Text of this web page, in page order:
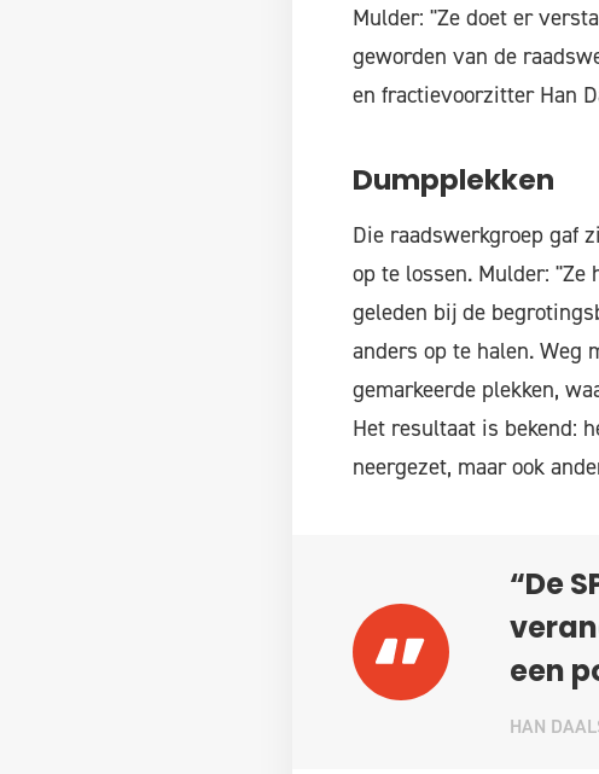
Mulder: "Ze doet er
geworden van de
en fractievoorzitter Han
Dumpplekken
Die raadswerkgroep gaf
op te lossen. Mulder: "Ze
geleden bij de
anders op te halen. Weg
gemarkeerde plekken,
Het resultaat is bekend:
neergezet, maar ook
“De
een
HAN